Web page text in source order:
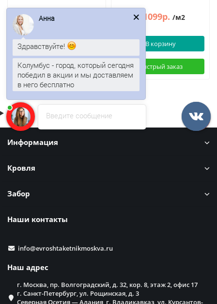
1075р. /м2
В корзину
Быстрый заказ
1324р. 1099р. /м2
В корзину
Быстрый заказ
Информация
Кровля
Забор
Наши контакты
info@evroshtaketnikmoskva.ru
Наш адрес
г. Москва, пр. Волгоградский, д. 32, кор. 8, этаж 2, офис 17
г. Санкт-Петербург, ул. Рощинская, д. 3
Северная Осетия — Алания, г. Владикавказ, ул. Курсантов-
Введите сообщение
Анна
Здравствуйте!
Колумбус - город, который сегодня
победил в акции и мы доставляем
в него бесплатно